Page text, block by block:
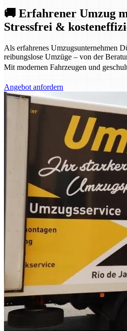
🚚 Erfahrener Umzug
Stressfrei &
Als erfahrenes Umzugsunternehmen
reibungslose Umzüge – von der
Mit modernen Fahrzeugen und
Angebot anfordern